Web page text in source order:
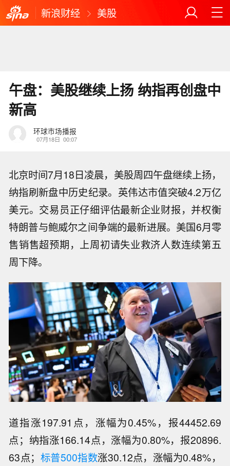
新浪财经 美股
午盘：美股继续上扬 纳指再创盘中
新高
环球市场播报
07月18日 00:07
北京时间7月18日凌晨，美股周四午盘继续上扬，
纳指刷新盘中历史纪录。英伟达市值突破4.2万亿
美元。交易员正仔细评估最新企业财报，并权衡
特朗普与鲍威尔之间争端的最新进展。美国6月零
售销售超预期，上周初请失业救济人数连续第五
周下降。
道指涨197.91点，涨幅为0.45%，报44452.69
点；纳指涨166.14点，涨幅为0.80%，报20896.
63点； 标普500指数涨30.12点，涨幅为0.48%，